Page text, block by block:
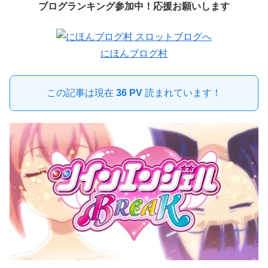
ブログランキング参加中！応援お願いします
にほんブログ村
この記事は現在 36 PV 読まれています！